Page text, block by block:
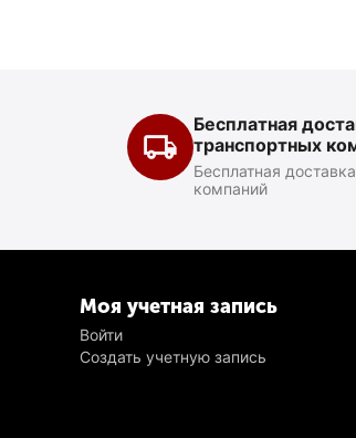
Бесплатная
транспортных
Бесплатная
компаний
Моя учетная запись
Войти
Создать учетную запись